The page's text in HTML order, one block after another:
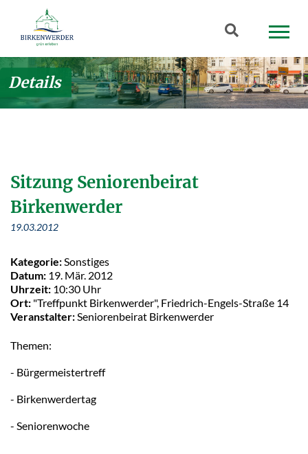
Zum Hauptinhalt springen
Suchbegriff
Details
Sitzung Seniorenbeirat
Birkenwerder
19.03.2012
Kategorie: Sonstiges
Datum: 19. Mär. 2012
Uhrzeit: 10:30 Uhr
Ort: "Treffpunkt Birkenwerder", Friedrich-Engels-Straße 14
Veranstalter: Seniorenbeirat Birkenwerder
Themen:
- Bürgermeistertreff
- Birkenwerdertag
- Seniorenwoche